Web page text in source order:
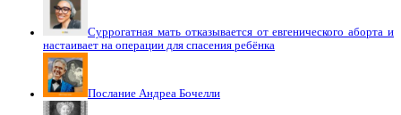
Суррогатная мать отказывается от евгенического аборта и
настаивает на операции для спасения ребёнка
Послание Андреа Бочелли